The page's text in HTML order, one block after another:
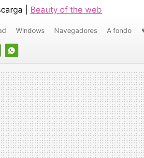
| Beauty of the web
WHATSAPP
Windows Navegadores A fondo